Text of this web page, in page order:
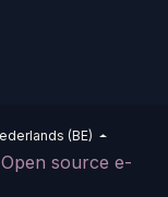
(BE)
Open source e-